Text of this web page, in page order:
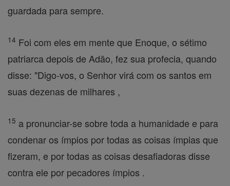
guardada para sempre.
14 Foi com eles em mente que Enoque, o sétimo
patriarca depois de Adão, fez sua profecia, quando
disse: "Digo-vos, o Senhor virá com os santos em
suas dezenas de milhares ,
15 a pronunciar-se sobre toda a humanidade e para
condenar os ímpios por todas as coisas ímpias que
fizeram, e por todas as coisas desafiadoras disse
contra ele por pecadores ímpios .